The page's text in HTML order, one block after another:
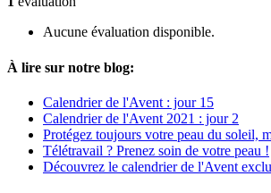
Aucune évaluation disponible.
À lire sur notre blog:
Calendrier de l'Avent : jour 15
Calendrier de l'Avent 2021 : jour 2
Protégez toujours votre peau du soleil,
Télétravail ? Prenez soin de votre peau !
Découvrez le calendrier de l'Avent